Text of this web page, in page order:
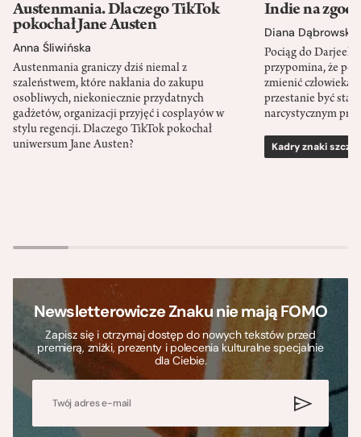
Austenmania. Dlaczego TikTok
pokochał Jane Austen
Anna Śliwińska
Austenmania graniczy dziś niemal z
szaleństwem, które nakłania do zakupu
osobliwych, niekoniecznie przydatnych
gadżetów, organizacji przyjęć i cosplayów w
stylu regencji. Dlaczego TikTok pokochał
uniwersum Jane Austen?
Indie na
Diana Dąbrowska
Pociąg do
przypomina, że
zmienić człowieka
przestanie być
narcystycznym
Kadry znaki
Newsletterowicze Znaku nie mają FOMO
Zapisz się i otrzymaj dostęp do nowych tekstów przed
premierą, zniżki, prezenty i polecenia kulturalne specjalnie
dla Ciebie.